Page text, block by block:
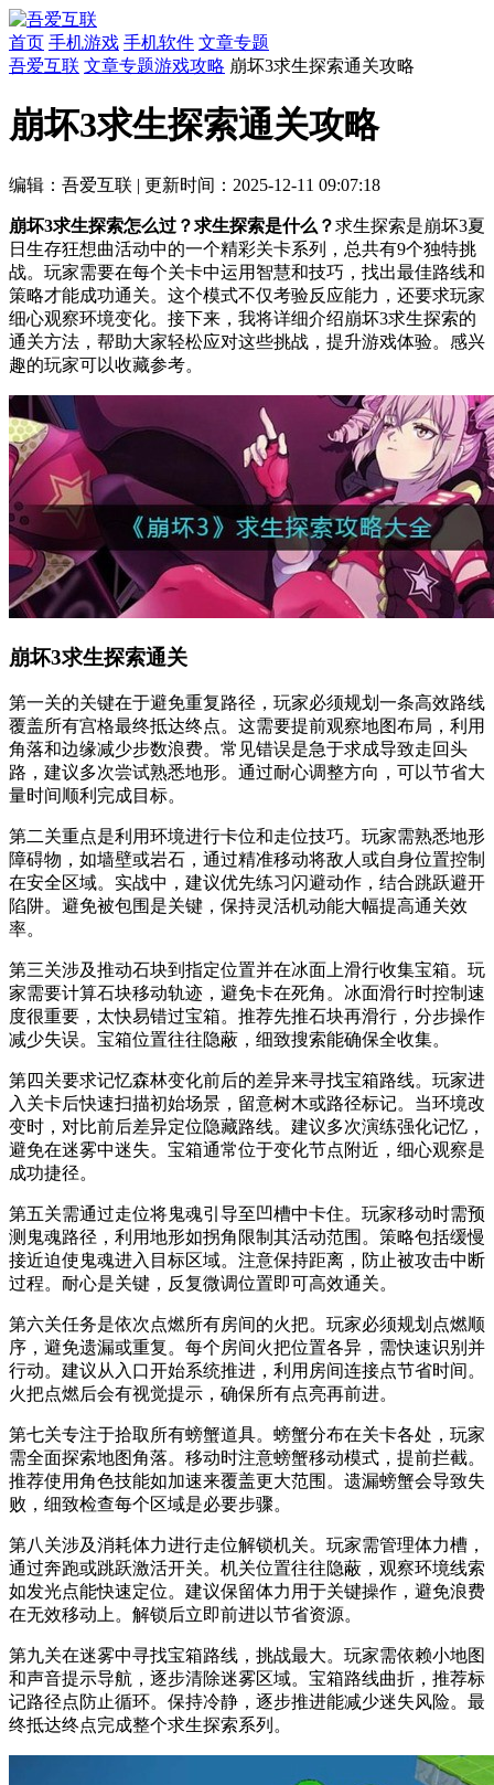
首页 手机游戏 手机软件 文章专题
吾爱互联 文章专题游戏攻略 崩坏3求生探索通关攻略
崩坏3求生探索通关攻略
编辑：吾爱互联 | 更新时间：2025-12-11 09:07:18
崩坏3求生探索怎么过？求生探索是什么？求生探索是崩坏3夏
日生存狂想曲活动中的一个精彩关卡系列，总共有9个独特挑
战。玩家需要在每个关卡中运用智慧和技巧，找出最佳路线和
策略才能成功通关。这个模式不仅考验反应能力，还要求玩家
细心观察环境变化。接下来，我将详细介绍崩坏3求生探索的
通关方法，帮助大家轻松应对这些挑战，提升游戏体验。感兴
趣的玩家可以收藏参考。
崩坏3求生探索通关
第一关的关键在于避免重复路径，玩家必须规划一条高效路线
覆盖所有宫格最终抵达终点。这需要提前观察地图布局，利用
角落和边缘减少步数浪费。常见错误是急于求成导致走回头
路，建议多次尝试熟悉地形。通过耐心调整方向，可以节省大
量时间顺利完成目标。
第二关重点是利用环境进行卡位和走位技巧。玩家需熟悉地形
障碍物，如墙壁或岩石，通过精准移动将敌人或自身位置控制
在安全区域。实战中，建议优先练习闪避动作，结合跳跃避开
陷阱。避免被包围是关键，保持灵活机动能大幅提高通关效
率。
第三关涉及推动石块到指定位置并在冰面上滑行收集宝箱。玩
家需要计算石块移动轨迹，避免卡在死角。冰面滑行时控制速
度很重要，太快易错过宝箱。推荐先推石块再滑行，分步操作
减少失误。宝箱位置往往隐蔽，细致搜索能确保全收集。
第四关要求记忆森林变化前后的差异来寻找宝箱路线。玩家进
入关卡后快速扫描初始场景，留意树木或路径标记。当环境改
变时，对比前后差异定位隐藏路线。建议多次演练强化记忆，
避免在迷雾中迷失。宝箱通常位于变化节点附近，细心观察是
成功捷径。
第五关需通过走位将鬼魂引导至凹槽中卡住。玩家移动时需预
测鬼魂路径，利用地形如拐角限制其活动范围。策略包括缓慢
接近迫使鬼魂进入目标区域。注意保持距离，防止被攻击中断
过程。耐心是关键，反复微调位置即可高效通关。
第六关任务是依次点燃所有房间的火把。玩家必须规划点燃顺
序，避免遗漏或重复。每个房间火把位置各异，需快速识别并
行动。建议从入口开始系统推进，利用房间连接点节省时间。
火把点燃后会有视觉提示，确保所有点亮再前进。
第七关专注于拾取所有螃蟹道具。螃蟹分布在关卡各处，玩家
需全面探索地图角落。移动时注意螃蟹移动模式，提前拦截。
推荐使用角色技能如加速来覆盖更大范围。遗漏螃蟹会导致失
败，细致检查每个区域是必要步骤。
第八关涉及消耗体力进行走位解锁机关。玩家需管理体力槽，
通过奔跑或跳跃激活开关。机关位置往往隐蔽，观察环境线索
如发光点能快速定位。建议保留体力用于关键操作，避免浪费
在无效移动上。解锁后立即前进以节省资源。
第九关在迷雾中寻找宝箱路线，挑战最大。玩家需依赖小地图
和声音提示导航，逐步清除迷雾区域。宝箱路线曲折，推荐标
记路径点防止循环。保持冷静，逐步推进能减少迷失风险。最
终抵达终点完成整个求生探索系列。